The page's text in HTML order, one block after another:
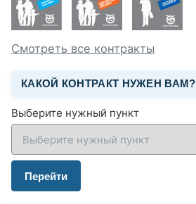
Смотреть все контракты
КАКОЙ КОНТРАКТ НУЖЕН ВАМ?
Выберите нужный пункт
Перейти